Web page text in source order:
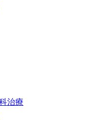
治療